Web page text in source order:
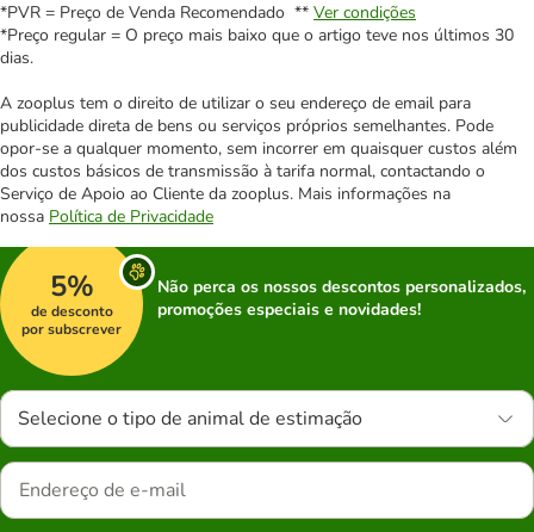
*PVR = Preço de Venda Recomendado ** Ver condições
*Preço regular = O preço mais baixo que o artigo teve nos últimos 30
dias.
A zooplus tem o direito de utilizar o seu endereço de email para
publicidade direta de bens ou serviços próprios semelhantes. Pode
opor-se a qualquer momento, sem incorrer em quaisquer custos além
dos custos básicos de transmissão à tarifa normal, contactando o
Serviço de Apoio ao Cliente da zooplus. Mais informações na
nossa Política de Privacidade
5%
de desconto
por subscrever
Não perca os nossos descontos personalizados,
promoções especiais e novidades!
Selecione o tipo de animal de estimação